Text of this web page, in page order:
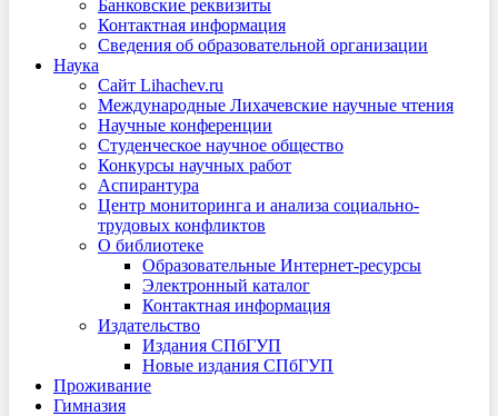
Банковские реквизиты
Контактная информация
Сведения об образовательной организации
Наука
Сайт Lihachev.ru
Международные Лихачевские научные чтения
Научные конференции
Студенческое научное общество
Конкурсы научных работ
Аспирантура
Центр мониторинга и анализа социально-
трудовых конфликтов
О библиотеке
Образовательные Интернет-ресурсы
Электронный каталог
Контактная информация
Издательство
Издания СПбГУП
Новые издания СПбГУП
Проживание
Гимназия